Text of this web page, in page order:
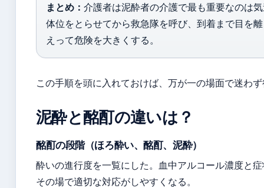
まとめ： 介護者は泥酔者の介護で最も重要なのは
体位をとらせてから救急隊を呼び、到着まで目を
えって危険を大きくする。
この手順を頭に入れておけば、万が一の場面で迷わ
泥酔と酩酊の違いは？
酩酊の段階（ほろ酔い、酩酊、泥酔）
酔いの進行度を一覧にした。血中アルコール濃度と
その場で適切な対応がしやすくなる。